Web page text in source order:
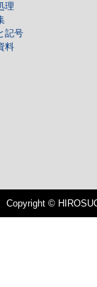
理
記号
料
Copyright ©